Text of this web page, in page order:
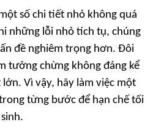
số chi tiết nhỏ không quá
những lỗi nhỏ tích tụ, chúng
đề nghiêm trọng hơn. Đôi
tưởng chừng không đáng kể
Vì vậy, hãy làm việc một
từng bước để hạn chế tối